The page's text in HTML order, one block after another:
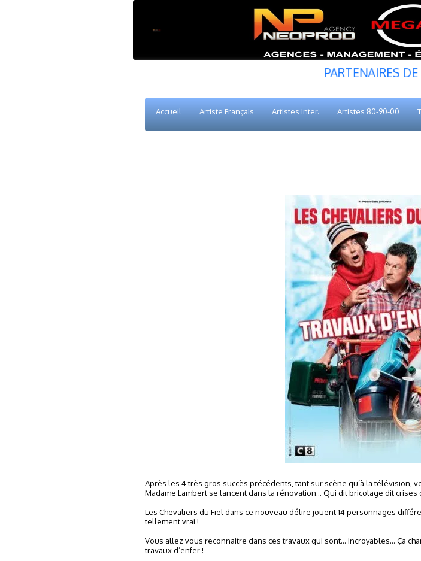
PARTENAIRES
Accueil Artiste Français Artistes Inter. Artistes 80-90-00
Après les 4 très gros succès précédents, tant sur scène qu’à la télévision,
Madame Lambert se lancent dans la rénovation... Qui dit bricolage dit
Les Chevaliers du Fiel dans ce nouveau délire jouent 14 personnages
tellement vrai !
Vous allez vous reconnaitre dans ces travaux qui sont... incroyables... Ça
travaux d’enfer !